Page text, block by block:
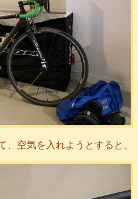
空気を入れようとすると、